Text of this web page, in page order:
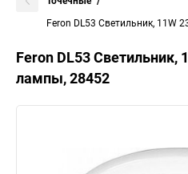
Feron DL53 Светильник, 11W
Feron DL53 Светильник,
лампы, 28452